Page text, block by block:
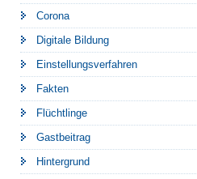
Corona
Digitale Bildung
Einstellungsverfahren
Fakten
Flüchtlinge
Gastbeitrag
Hintergrund